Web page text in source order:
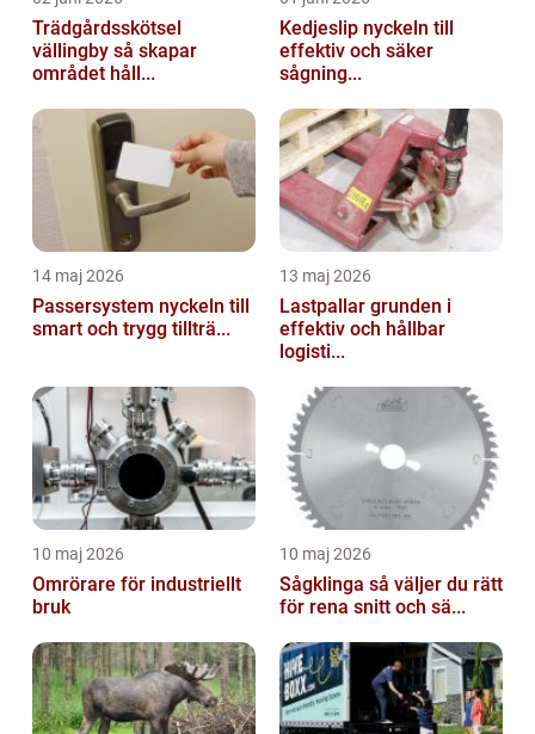
Trädgårdsskötsel
vällingby så skapar
området håll...
Kedjeslip nyckeln till
effektiv och säker
sågning...
14 maj 2026
Passersystem nyckeln till
smart och trygg tillträ...
13 maj 2026
Lastpallar grunden i
effektiv och hållbar
logisti...
10 maj 2026
Omrörare för industriellt
bruk
10 maj 2026
Sågklinga så väljer du rätt
för rena snitt och sä...